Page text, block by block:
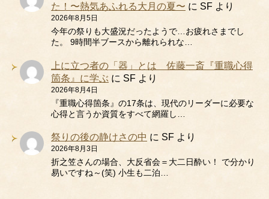
た！〜熱気あふれる大月の夏〜 に SF より
2026年8月5日
今年の祭りも大盛況だったようで…お疲れさまでし
た。 9時間半ブースから離れられな…
上に立つ者の「器」とは 佐藤一斎『重職心得
箇条』に学ぶ に SF より
2026年8月4日
『重職心得箇条』の17条は、現代のリーダーに必要な
心得と言うか資質をすべて網羅し…
祭りの後の静けさの中 に SF より
2026年8月3日
折之笠さんの場合、大反省会＝大二日酔い！ で分かり
易いですね～(笑) 小生も二泊…